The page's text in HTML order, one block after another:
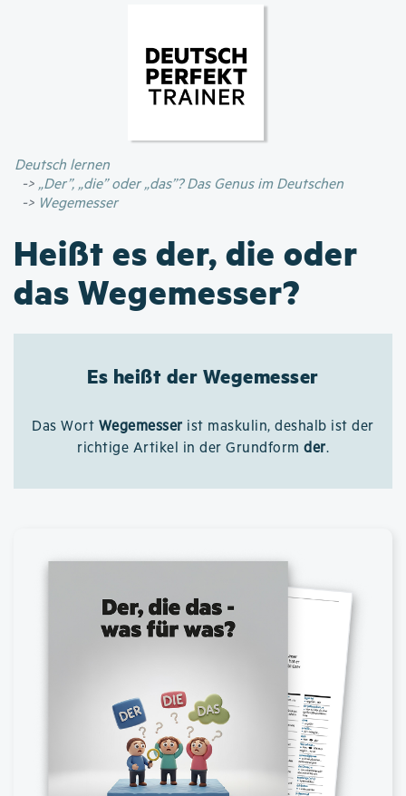
Inhalt
Deutsch lernen
„Der”, „die” oder „das”? Das Genus im Deutschen
Wegemesser
Heißt es der, die oder
das Wegemesser?
Es heißt der Wegemesser
Das Wort Wegemesser ist maskulin, deshalb ist der
richtige Artikel in der Grundform der.